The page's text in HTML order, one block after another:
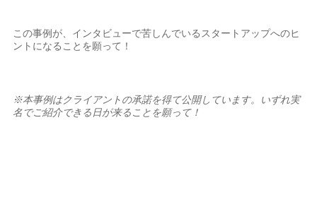
この事例が、インタビューで苦しんでいるスタートアップへのヒ
ントになることを願って！
※本事例はクライアントの承諾を得て公開しています。いずれ実
名でご紹介できる日が来ることを願って！